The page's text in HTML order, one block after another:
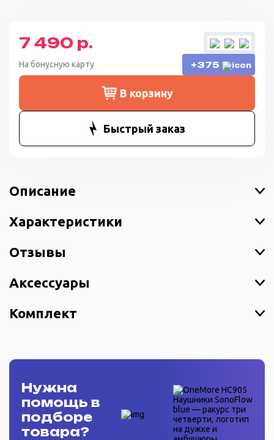
7 490 р.
На бонусную карту +375
В корзину
Быстрый заказ
Описание
Характеристики
Отзывы
Аксессуары
Комплект
Нужна
помощь в
подборе
товара?